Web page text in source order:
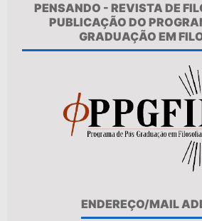
PENSANDO - REVISTA DE
PUBLICAÇÃO DO
GRADUAÇÃO EM
ENDEREÇO/MAIL